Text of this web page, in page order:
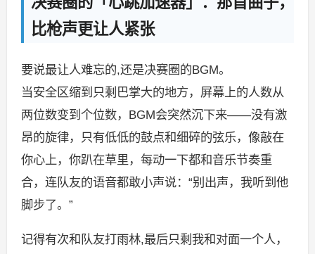
比枪声更让人紧张
要说最让人难忘的,还是决赛圈的BGM。
当安全区缩到只剩巴掌大的地方，屏幕上的人数从
两位数变到个位数，BGM会突然沉下来——没有激
昂的旋律，只有低低的鼓点和细碎的弦乐，像敲在
你心上，你趴在草里，每动一下都和音乐节奏重
合，连队友的语音都敢小声说：“别出声，我听到他
脚步了。”
记得有次和队友打雨林,最后只剩我和对面一个人，